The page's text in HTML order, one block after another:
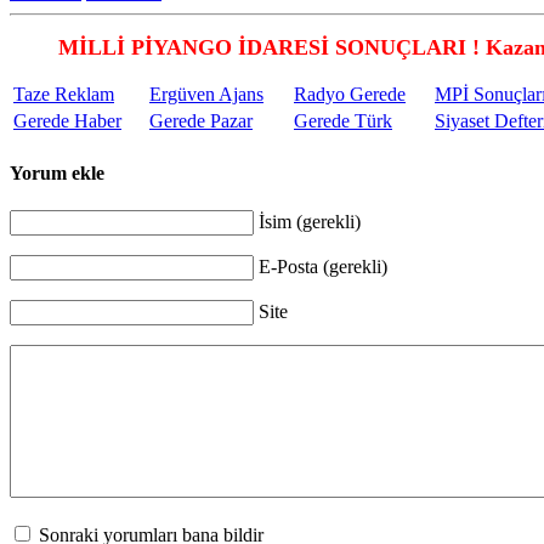
MİLLİ PİYANGO İDARESİ SONUÇLARI !
Taze Reklam Ergüven Ajans Radyo Gerede
MPİ
Gerede Haber
Gerede Pazar Gerede Türk Siyaset
Yorum ekle
İsim (gerekli)
E-Posta (gerekli)
Site
Sonraki yorumları bana bildir